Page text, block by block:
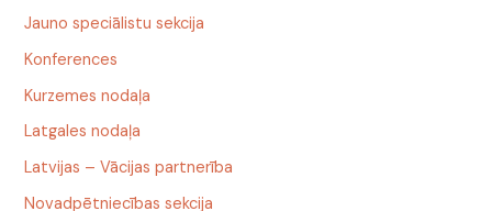
Jauno speciālistu sekcija
Konferences
Kurzemes nodaļa
Latgales nodaļa
Latvijas – Vācijas partnerība
Novadpētniecības sekcija